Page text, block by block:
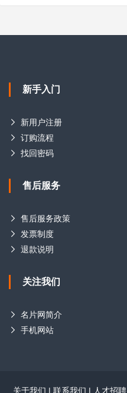
新手入门
新用户注册
订购流程
找回密码
售后服务
售后服务政策
发票制度
退款说明
关注我们
名片网简介
手机网站
关于我们 | 联系我们 | 人才招聘